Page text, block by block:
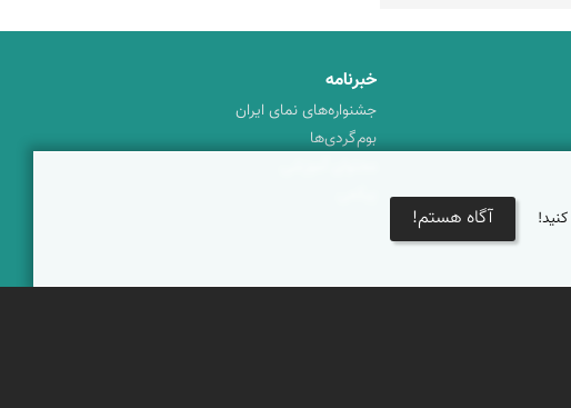
خبرنامه
جشنواره‌های نمای ایران
بوم‌گردی‌ها
آگاه هستم!